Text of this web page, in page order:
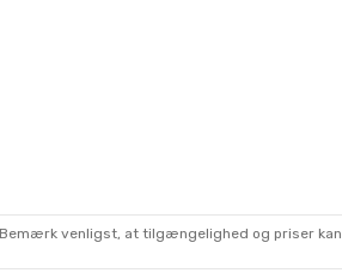
venligst, at tilgængelighed og priser kan